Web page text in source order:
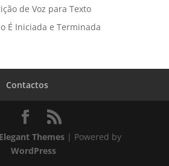
de Voz para Texto
É Iniciada e Terminada
Contactos
Elegant Themes| Powered by
WordPress